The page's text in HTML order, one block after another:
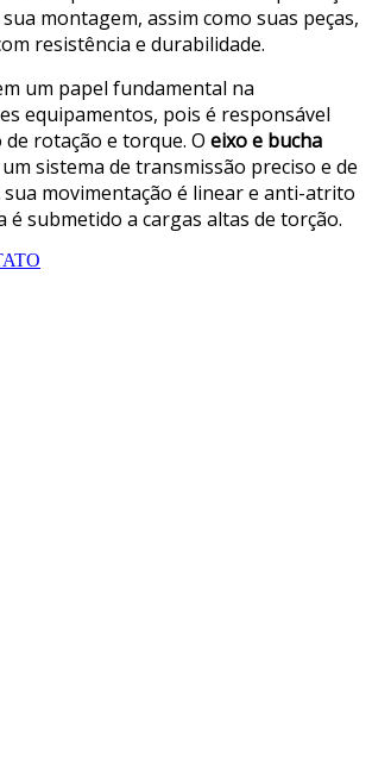
montagem, assim como suas peças,
resistência e durabilidade.
um papel fundamental na
equipamentos, pois é responsável
rotação e torque. O eixo e bucha
sistema de transmissão preciso e de
sua movimentação é linear e anti-atrito
é submetido a cargas altas de torção.